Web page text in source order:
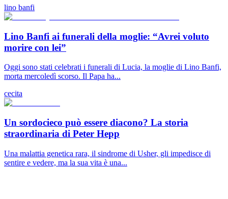
lino banfi
Lino Banfi ai funerali della moglie: “Avrei voluto
morire con lei”
Oggi sono stati celebrati i funerali di Lucia, la moglie di Lino Banfi,
morta mercoledì scorso. Il Papa ha...
cecita
Un sordocieco può essere diacono? La storia
straordinaria di Peter Hepp
Una malattia genetica rara, il sindrome di Usher, gli impedisce di
sentire e vedere, ma la sua vita è una...